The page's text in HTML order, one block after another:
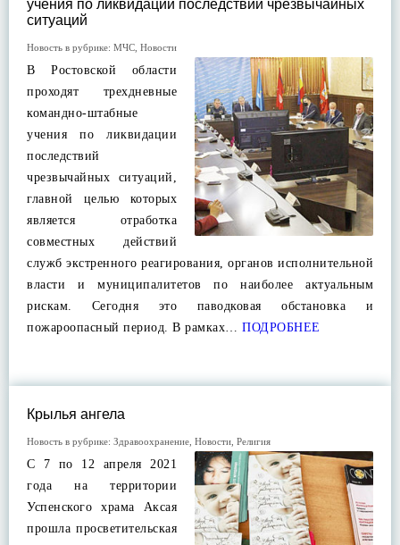
учения по ликвидации последствий чрезвычайных
ситуаций
Новость в рубрике: МЧС Новости
В Ростовской области
проходят трехдневные
командно-штабные
учения по ликвидации
последствий
чрезвычайных ситуаций,
главной целью которых
является отработка
совместных действий
служб экстренного реагирования, органов исполнительной
власти и муниципалитетов по наиболее актуальным
рискам. Сегодня это паводковая обстановка и
пожароопасный период. В рамках… ПОДРОБНЕЕ
Крылья ангела
Новость в рубрике: Здравоохранение Новости Религия
С 7 по 12 апреля 2021
года на территории
Успенского храма Аксая
прошла просветительская